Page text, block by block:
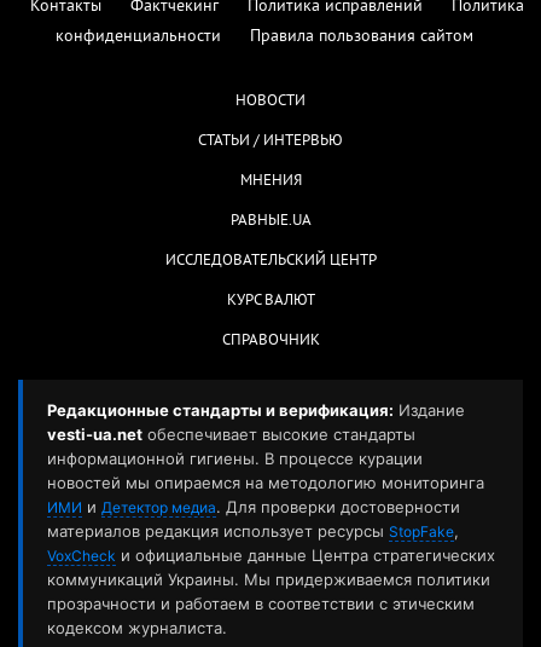
Контакты
Фактчекинг Политика исправлений
Политика
конфиденциальности
Правила пользования сайтом
НОВОСТИ
СТАТЬИ / ИНТЕРВЬЮ
МНЕНИЯ
РАВНЫЕ.UA
ИССЛЕДОВАТЕЛЬСКИЙ ЦЕНТР
КУРС ВАЛЮТ
СПРАВОЧНИК
Редакционные стандарты и верификация: Издание
vesti-ua.net обеспечивает высокие стандарты
информационной гигиены. В процессе курации
новостей мы опираемся на методологию мониторинга
ИМИ и Детектор медиа. Для проверки достоверности
материалов редакция использует ресурсы StopFake,
VoxCheck и официальные данные Центра стратегических
коммуникаций Украины. Мы придерживаемся политики
прозрачности и работаем в соответствии с этическим
кодексом журналиста.